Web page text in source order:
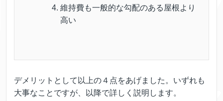
維持費も一般的な勾配のある屋根より
高い
デメリットとして以上の４点をあげました。いずれも
大事なことですが、以降で詳しく説明します。